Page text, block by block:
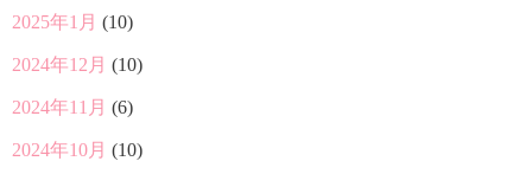
2025年1月 (10)
2024年12月 (10)
2024年11月 (6)
2024年10月 (10)